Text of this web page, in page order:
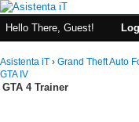
Hello There, Guest!
Asistenta iT › Grand Theft Auto
GTA IV
GTA 4 Trainer